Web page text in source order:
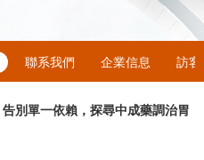
聯系我們 企業信息 訪客
告別單一依賴，探尋中成藥調治胃